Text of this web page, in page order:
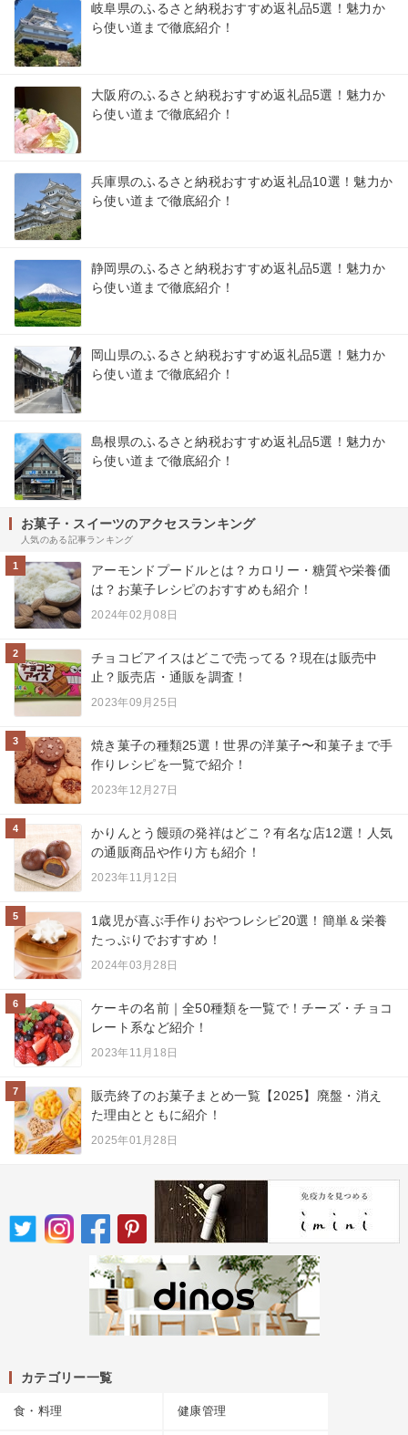
岐阜県のふるさと納税おすすめ返礼品5選！魅力か
ら使い道まで徹底紹介！
大阪府のふるさと納税おすすめ返礼品5選！魅力か
ら使い道まで徹底紹介！
兵庫県のふるさと納税おすすめ返礼品10選！魅力か
ら使い道まで徹底紹介！
静岡県のふるさと納税おすすめ返礼品5選！魅力か
ら使い道まで徹底紹介！
岡山県のふるさと納税おすすめ返礼品5選！魅力か
ら使い道まで徹底紹介！
島根県のふるさと納税おすすめ返礼品5選！魅力か
ら使い道まで徹底紹介！
お菓子・スイーツのアクセスランキング
人気のある記事ランキング
1
アーモンドプードルとは？カロリー・糖質や栄養価
は？お菓子レシピのおすすめも紹介！
2024年02月08日
2
チョコビアイスはどこで売ってる？現在は販売中
止？販売店・通販を調査！
2023年09月25日
3
焼き菓子の種類25選！世界の洋菓子〜和菓子まで手
作りレシピを一覧で紹介！
2023年12月27日
4
かりんとう饅頭の発祥はどこ？有名な店12選！人気
の通販商品や作り方も紹介！
2023年11月12日
5
1歳児が喜ぶ手作りおやつレシピ20選！簡単＆栄養
たっぷりでおすすめ！
2024年03月28日
6
ケーキの名前｜全50種類を一覧で！チーズ・チョコ
レート系など紹介！
2023年11月18日
7
販売終了のお菓子まとめ一覧【2025】廃盤・消え
た理由とともに紹介！
2025年01月28日
カテゴリー一覧
食・料理 健康管理